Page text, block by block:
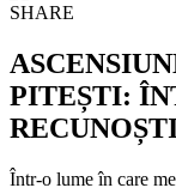
SHARE
PITEȘTI:
Într-o lume în care